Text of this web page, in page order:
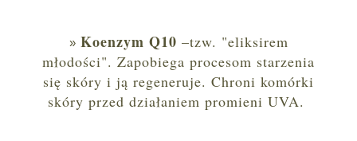
Koenzym Q10 –tzw. "eliksirem
młodości". Zapobiega procesom starzenia
się skóry i ją regeneruje. Chroni komórki
skóry przed działaniem promieni UVA.